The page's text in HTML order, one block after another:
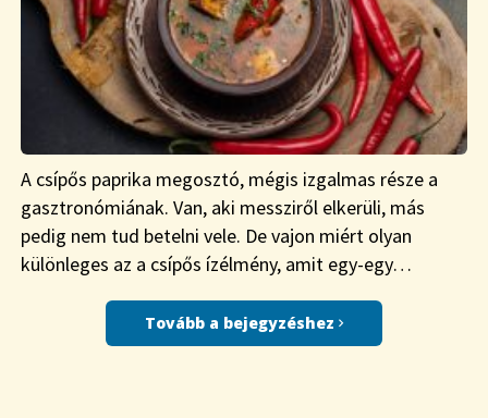
A csípős paprika megosztó, mégis izgalmas része a
gasztronómiának. Van, aki messziről elkerüli, más
pedig nem tud betelni vele. De vajon miért olyan
különleges az a csípős ízélmény, amit egy-egy…
Tovább a bejegyzéshez